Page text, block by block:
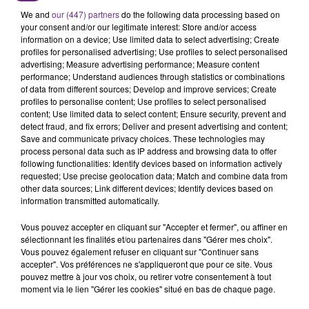
région.
TITRES DIFFUSÉS
15h13
15h13 15h06
15h06
We and our (447) partnersdo the following data processing based on
your consent and/or our legitimate interest: Store and/or access
information on a device; Use limited data to select advertising; Create
profiles for personalised advertising; Use profiles to select personalised
advertising; Measure advertising performance; Measure content
performance; Understand audiences through statistics or combinations
of data from different sources; Develop and improve services; Create
profiles to personalise content; Use profiles to select personalised
content; Use limited data to select content; Ensure security, prevent and
detect fraud, and fix errors; Deliver and present advertising and content;
Save and communicate privacy choices. These technologies may
process personal data such as IP address and browsing data to offer
following functionalities: Identify devices based on information actively
requested; Use precise geolocation data; Match and combine data from
other data sources; Link different devices; Identify devices based on
information transmitted automatically.
Vous pouvez accepter en cliquant sur "Accepter et fermer", ou affiner en
sélectionnant les finalités et/ou partenaires dans "Gérer mes choix".
Vous pouvez également refuser en cliquant sur "Continuer sans
accepter". Vos préférences ne s'appliqueront que pour ce site. Vous
pouvez mettre à jour vos choix, ou retirer votre consentement à tout
moment via le lien "Gérer les cookies" situé en bas de chaque page.